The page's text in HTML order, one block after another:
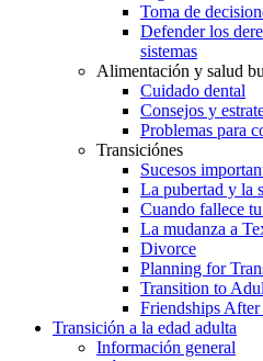
Toma de
Defender los
sistemas
Alimentación y salud
Cuidado dental
Consejos y
Problemas para
Transiciónes
Sucesos
La pubertad y la
Cuando fallece
La mudanza a
Divorce
Planning for
Transition to
Friendships
Transición a la edad adulta
Información general